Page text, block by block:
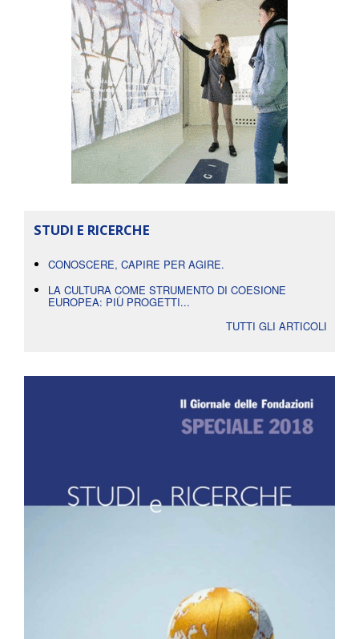
STUDI E RICERCHE
CONOSCERE, CAPIRE PER AGIRE.
LA CULTURA COME STRUMENTO DI COESIONE
EUROPEA: PIÙ PROGETTI...
TUTTI GLI ARTICOLI